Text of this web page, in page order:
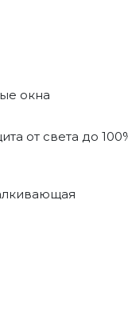
окна
от света до